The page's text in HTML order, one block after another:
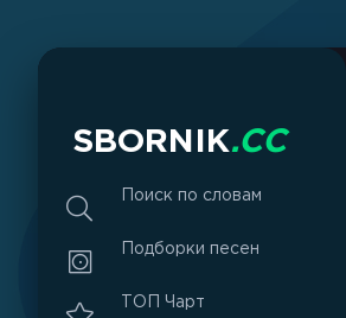
S BO R N K.CC
Поиск по словам
Подборки песен
ТОП Чарт